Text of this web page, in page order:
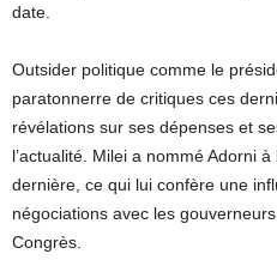
date.
Outsider politique comme le
paratonnerre de critiques ces
révélations sur ses dépenses et
l’actualité. Milei a nommé Adorni
dernière, ce qui lui confère une
négociations avec les
Congrès.